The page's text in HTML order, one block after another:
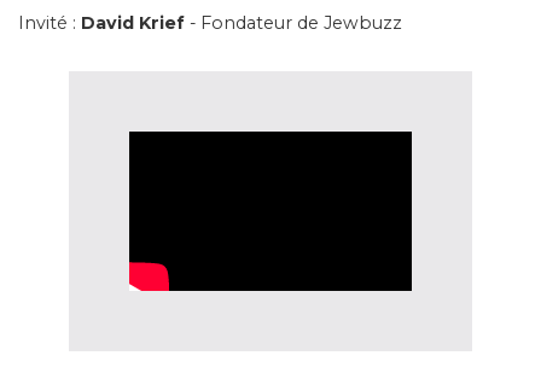
Invité : David Krief - Fondateur de Jewbuzz